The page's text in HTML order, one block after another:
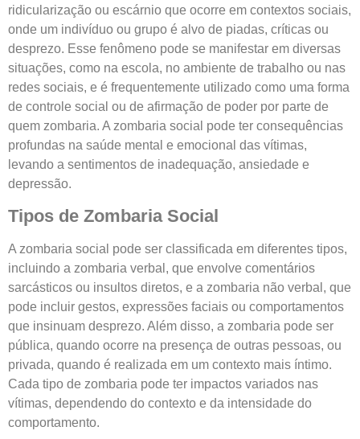
ridicularização ou escárnio que ocorre em contextos sociais,
onde um indivíduo ou grupo é alvo de piadas, críticas ou
desprezo. Esse fenômeno pode se manifestar em diversas
situações, como na escola, no ambiente de trabalho ou nas
redes sociais, e é frequentemente utilizado como uma forma
de controle social ou de afirmação de poder por parte de
quem zombaria. A zombaria social pode ter consequências
profundas na saúde mental e emocional das vítimas,
levando a sentimentos de inadequação, ansiedade e
depressão.
Tipos de Zombaria Social
A zombaria social pode ser classificada em diferentes tipos,
incluindo a zombaria verbal, que envolve comentários
sarcásticos ou insultos diretos, e a zombaria não verbal, que
pode incluir gestos, expressões faciais ou comportamentos
que insinuam desprezo. Além disso, a zombaria pode ser
pública, quando ocorre na presença de outras pessoas, ou
privada, quando é realizada em um contexto mais íntimo.
Cada tipo de zombaria pode ter impactos variados nas
vítimas, dependendo do contexto e da intensidade do
comportamento.